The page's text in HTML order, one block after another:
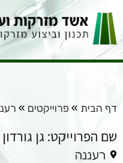
דף הבית » פרוייקטים »
שם הפרוייקט: גן
רעננה